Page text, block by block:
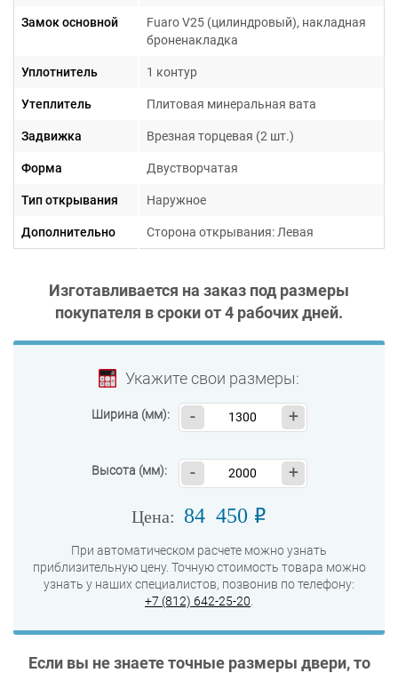
Замок основной
Fuaro V25 (цилиндровый), накладная
броненакладка
Уплотнитель 1 контур
Утеплитель Плитовая минеральная вата
Задвижка Врезная торцевая (2 шт.)
Форма Двустворчатая
Тип открывания Наружное
Дополнительно Сторона открывания: Левая
Изготавливается на заказ под размеры
покупателя в сроки от4 рабочих дней.
Укажите свои размеры:
Ширина (мм): - +
Высота (мм): - +
Цена: 84 450 o
При автоматическом расчете можно узнать
приблизительную цену. Точную стоимость товара можно
узнать у наших специалистов, позвонив по телефону:
+7 (812) 642-25-20
Если вы не знаете точные размеры двери, то